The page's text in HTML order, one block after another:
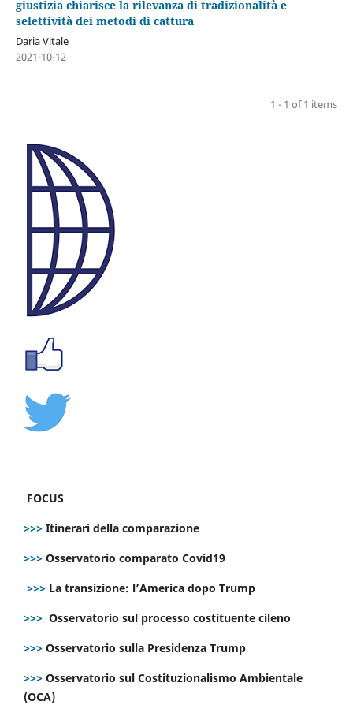
giustizia chiarisce la rilevanza di tradizionalità e
selettività dei metodi di cattura
Daria Vitale
2021-10-12
1 - 1 of 1 items
FOCUS
>>> Itinerari della comparazione
>>> Osservatorio comparato Covid19
>>> La transizione: l’America dopo Trump
>>> Osservatorio sul processo costituente cileno
>>> Osservatorio sulla Presidenza Trump
>>> Osservatorio sul Costituzionalismo Ambientale
(OCA)